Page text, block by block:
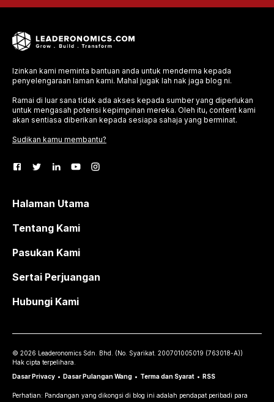
Izinkan kami meminta bantuan anda untuk menderma kepada
penyelengaraan laman kami. Mahal jugak lah nak jaga blog ni.
Ramai di luar sana tidak ada akses kepada sumber yang diperlukan
untuk mengasah potensi kepimpinan mereka. Oleh itu, content kami
akan sentiasa diberikan kepada sesiapa sahaja yang berminat.
Sudikan kamu membantu?
Halaman Utama
Tentang Kami
Pasukan Kami
Sertai Perjuangan
Hubungi Kami
© 2026 Leaderonomics Sdn. Bhd. (No. Syarikat. 200701005019 (763018-A))
Hak cipta terpelihara.
Dasar Privacy • Dasar Pulangan Wang • Terma dan Syarat • RSS
Perhatian: Pandangan yang dikongsi di blog ini adalah pendapat peribadi para